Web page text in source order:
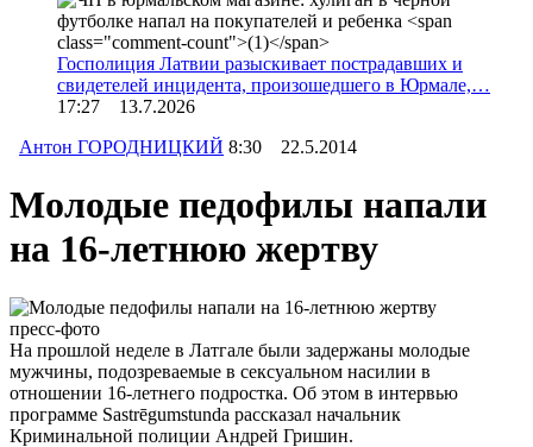
Госполиция Латвии разыскивает пострадавших и
свидетелей инцидента, произошедшего в Юрмале,…
17:27 13.7.2026
Антон ГОРОДНИЦКИЙ 8:30 22.5.2014
Молодые педофилы напали
на 16-летнюю жертву
пресс-фото
На прошлой неделе в Латгале были задержаны молодые
мужчины, подозреваемые в сексуальном насилии в
отношении 16-летнего подростка. Об этом в интервью
программе Sastrēgumstunda рассказал начальник
Криминальной полиции Андрей Гришин.